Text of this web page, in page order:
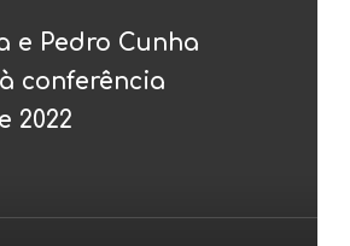
e Pedro Cunha
conferência
2022